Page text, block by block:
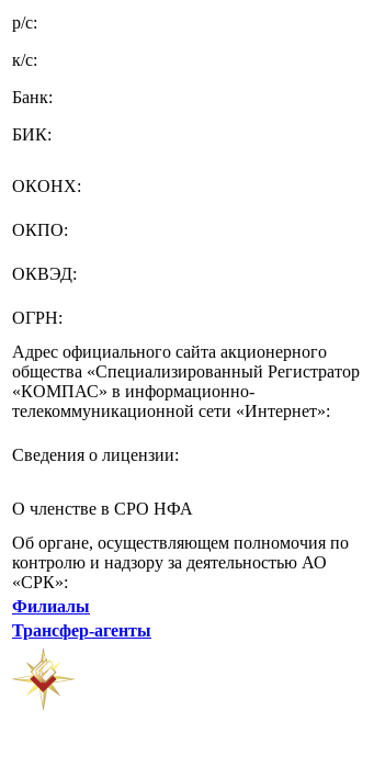
р/с:
к/с:
Банк:
БИК:
ОКОНХ:
ОКПО:
ОКВЭД:
ОГРН:
Адрес официального сайта акционерного
общества «Специализированный Регистратор
«КОМПАС» в информационно-
телекоммуникационной сети «Интернет»:
Сведения о лицензии:
О членстве в СРО НФА
Об органе, осуществляющем полномочия по
контролю и надзору за деятельностью АО
«СРК»:
Филиалы
Трансфер-агенты